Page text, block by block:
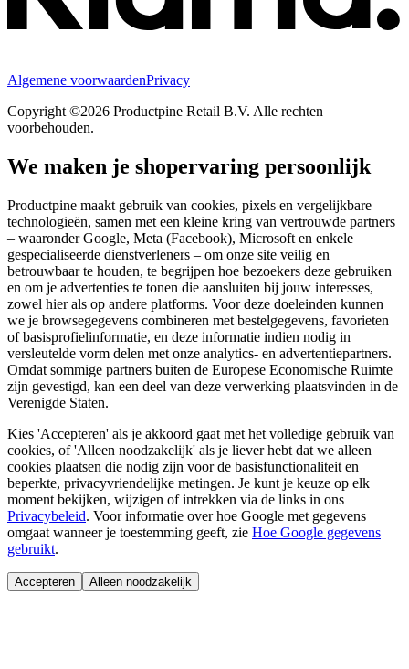
Algemene voorwaardenPrivacy
Copyright ©2026 Productpine Retail B.V. Alle rechten
voorbehouden.
We maken je shopervaring persoonlijk
Productpine maakt gebruik van cookies, pixels en vergelijkbare
technologieën, samen met een kleine kring van vertrouwde partners
– waaronder Google, Meta (Facebook), Microsoft en enkele
gespecialiseerde dienstverleners – om onze site veilig en
betrouwbaar te houden, te begrijpen hoe bezoekers deze gebruiken
en om je advertenties te tonen die aansluiten bij jouw interesses,
zowel hier als op andere platforms. Voor deze doeleinden kunnen
we je browsegegevens combineren met bestelgegevens, favorieten
of basisprofielinformatie, en deze informatie indien nodig in
versleutelde vorm delen met onze analytics- en advertentiepartners.
Omdat sommige partners buiten de Europese Economische Ruimte
zijn gevestigd, kan een deel van deze verwerking plaatsvinden in de
Verenigde Staten.
Kies 'Accepteren' als je akkoord gaat met het volledige gebruik van
cookies, of 'Alleen noodzakelijk' als je liever hebt dat we alleen
cookies plaatsen die nodig zijn voor de basisfunctionaliteit en
beperkte, privacyvriendelijke metingen. Je kunt je keuze op elk
moment bekijken, wijzigen of intrekken via de links in ons
Privacybeleid. Voor informatie over hoe Google met gegevens
omgaat wanneer je toestemming geeft, zie Hoe Google gegevens
gebruikt.
Accepteren Alleen noodzakelijk